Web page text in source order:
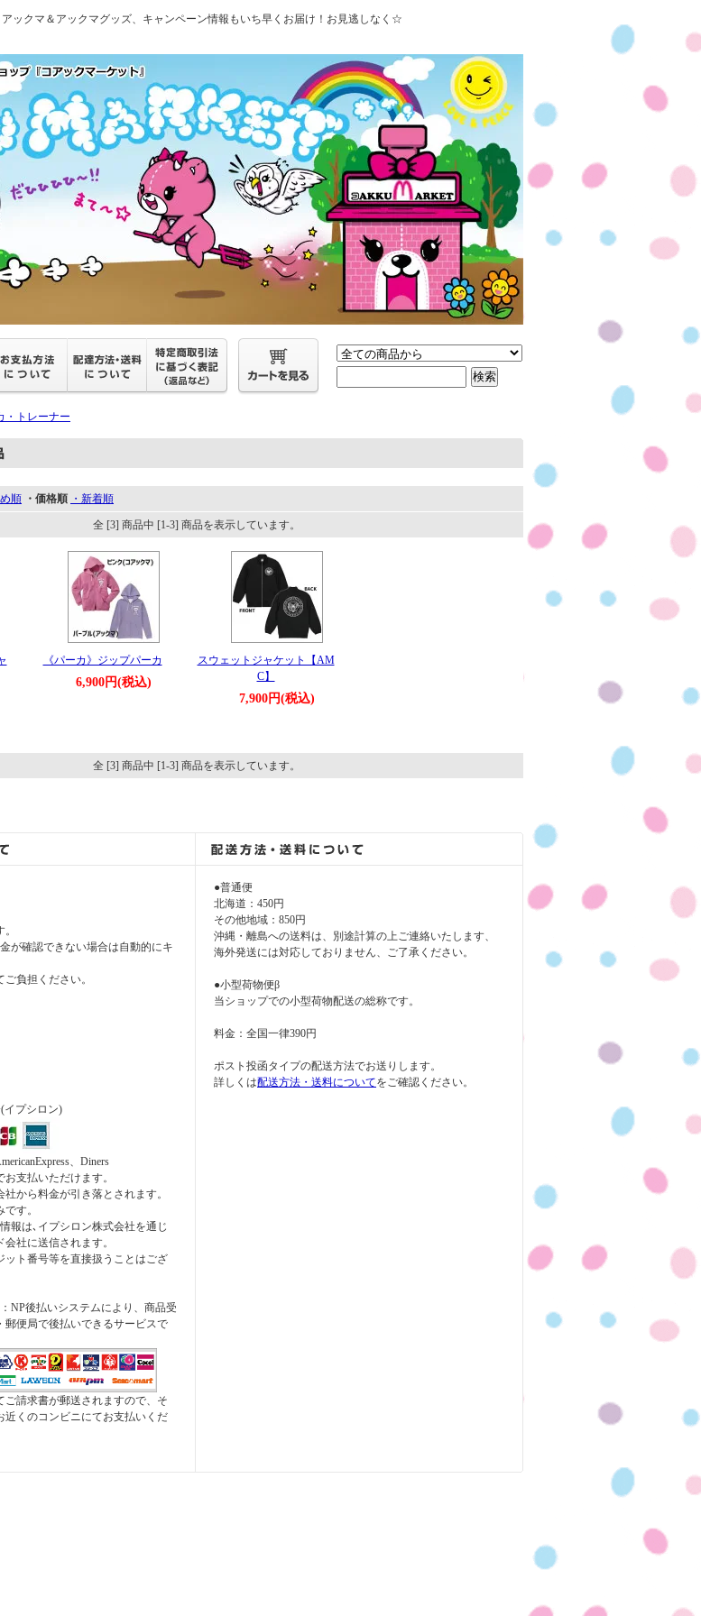
ックマ＆アックマグッズ、キャンペーン情報もいち早くお届け！お見逃しなく☆
・トレーナー
順 ・価格順 ・新着順
全 [3] 商品中 [1-3] 商品を表示しています。
《パーカ》ジップパーカ
6,900円(税込)
スウェットジャケット【AM
C】
7,900円(税込)
全 [3] 商品中 [1-3] 商品を表示しています。
が確認できない場合は自動的にキ
負担ください。
イプシロン)
、Diners
支払いただけます。
から料金が引き落とされます。
す。
報は､イプシロン株式会社を通じ
社に送信されます。
ット番号等を直接扱うことはござ
NP後払いシステムにより、商品受
郵便局で後払いできるサービスで
ご請求書が郵送されますので、そ
近くのコンビニにてお支払いくだ
●普通便
北海道：450円
その他地域：850円
沖縄・離島への送料は、別途計算の上ご連絡いたします、
海外発送には対応しておりません、ご了承ください。
●小型荷物便β
当ショップでの小型荷物配送の総称です。
料金：全国一律390円
ポスト投函タイプの配送方法でお送りします。
詳しくは配送方法・送料についてをご確認ください。